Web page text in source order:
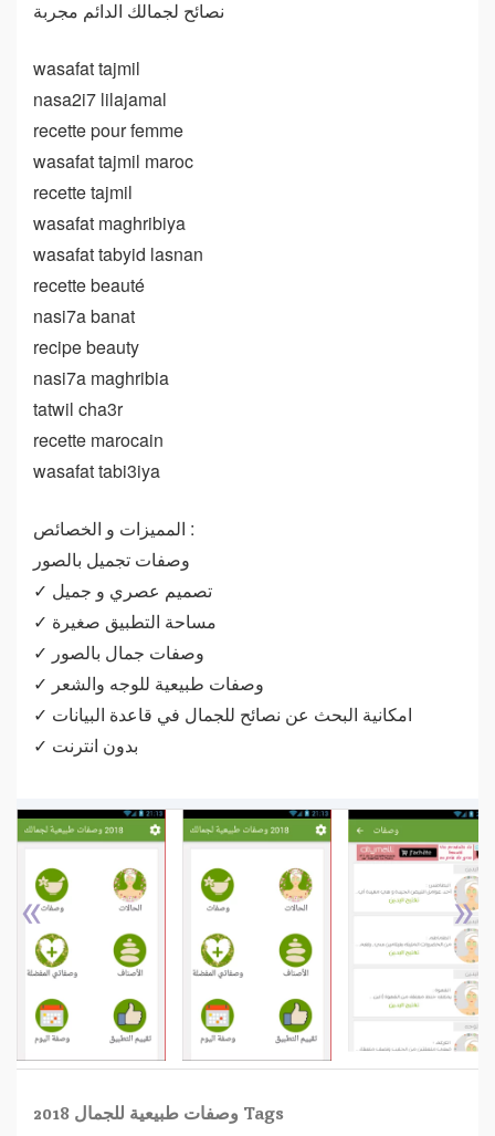
نصائح لجمالك الدائم مجربة
wasafat tajmil
nasa2i7 lilajamal
recette pour femme
wasafat tajmil maroc
recette tajmil
wasafat maghribiya
wasafat tabyid lasnan
recette beauté
nasi7a banat
recipe beauty
nasi7a maghribia
tatwil cha3r
recette marocain
wasafat tabi3iya
المميزات و الخصائص :
وصفات تجميل بالصور
✓ تصميم عصري و جميل
✓ مساحة التطبيق صغيرة
✓ وصفات جمال بالصور
✓ وصفات طبيعية للوجه والشعر
✓ امكانية البحث عن نصائح للجمال في قاعدة البيانات
✓ بدون انترنت
« »
وصفات طبيعية للجمال 2018 Tags